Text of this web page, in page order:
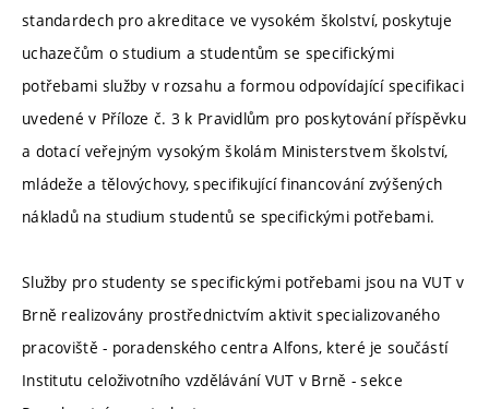
standardech pro akreditace ve vysokém školství, poskytuje
uchazečům o studium a studentům se specifickými
potřebami služby v rozsahu a formou odpovídající specifikaci
uvedené v Příloze č. 3 k Pravidlům pro poskytování příspěvku
a dotací veřejným vysokým školám Ministerstvem školství,
mládeže a tělovýchovy, specifikující financování zvýšených
nákladů na studium studentů se specifickými potřebami.
Služby pro studenty se specifickými potřebami jsou na VUT v
Brně realizovány prostřednictvím aktivit specializovaného
pracoviště - poradenského centra Alfons, které je součástí
Institutu celoživotního vzdělávání VUT v Brně - sekce